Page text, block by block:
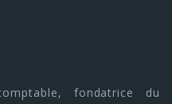
fondatrice du